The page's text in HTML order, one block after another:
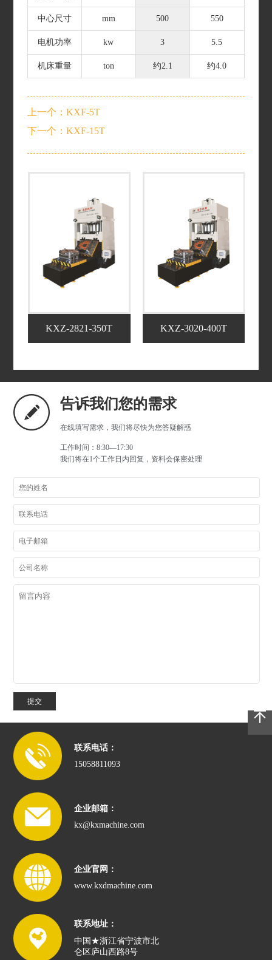
中心尺寸 mm 500 550
电机功率 kw 3 5.5
机床重量 ton 约2.1 约4.0
上一个：KXF-5T
下一个：KXF-15T
KXZ-2821-350T KXZ-3020-400T
告诉我们您的需求
在线填写需求，我们将尽快为您答疑解惑
工作时间：8:30—17:30
我们将在1个工作日内回复，资料会保密处理
提交
联系电话：
15058811093
企业邮箱：
kx@kxmachine.com
企业官网：
www.kxdmachine.com
联系地址：
中国★浙江省宁波市北
仑区庐山西路8号